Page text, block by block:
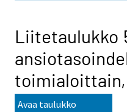
Liitetaulukko
toimialoittain,
Avaa taulukko